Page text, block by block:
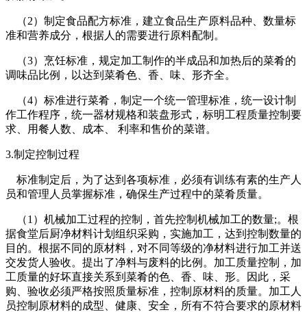
（2）制定食品配方标准，建立食品生产原料品种、数量标
准和营养成分，根据人的需要进行原料配制。
（3）烹饪标准，规定加工制作的半成品和加热后的菜肴的
调味品比例，以达到菜肴色、香、味、形齐全。
（4）标准进行菜肴，制定一个统一管理标准，统一设计制
作工作程序，统一器材规格和装盘形式，标明工程质量控制要
求、用餐人数、成本、 利率和售价的菜谱。
3.制定控制过程
标准制定后，为了达到各项标准，必须有训练有素的生产人
员和管理人员掌握标准，确保生产过程中的菜肴质量。
（1）机械加工过程的控制，首先控制机械加工的数量;。根
据食堂后厨净材料计划组织采购，实施加工，达到控制数量的
目的。根据不同的原材料，对不同等级的净材料进行加工并送
交发货人验收。提出了净料与废料的比例。加工质量控制，加
工质量的好坏直接关系到菜肴的色、香、味、形。因此，采
购、验收必须严格按照质量标准，控制原材料的质量。加工人
员控制原材料的成型、健康、安全，所有不符合要求的原材料